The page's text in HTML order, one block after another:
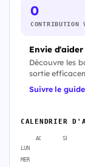
0
CONTRIBUTION
Envie d'aider
Découvre les
sortie
Suivre le
CALENDRIER
AOÛT SEPT.
LUN
MER